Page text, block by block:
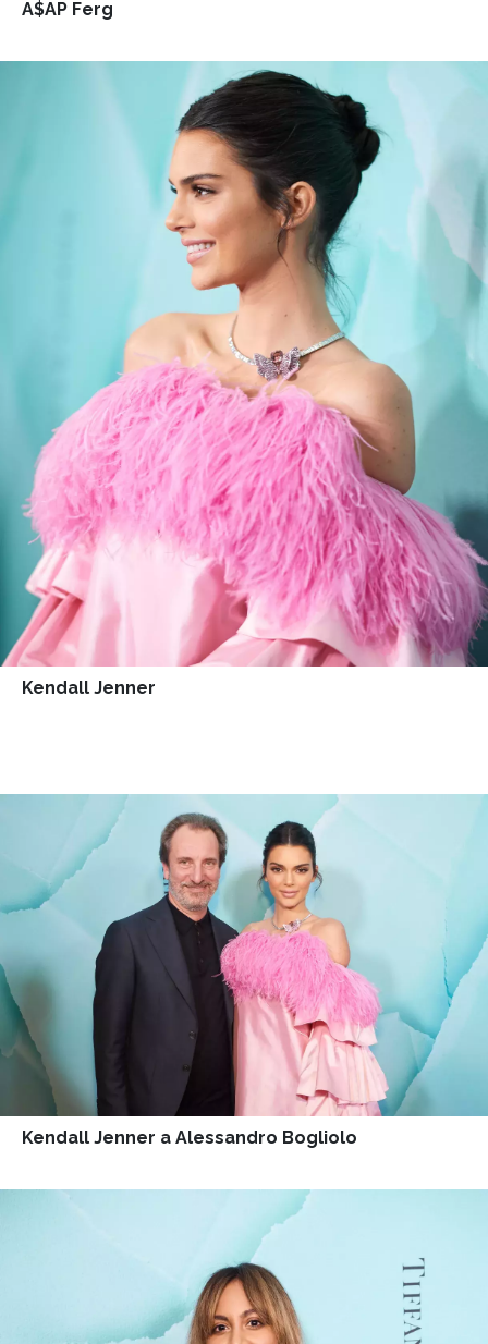
A$AP Ferg
Kendall Jenner
Kendall Jenner a Alessandro Bogliolo